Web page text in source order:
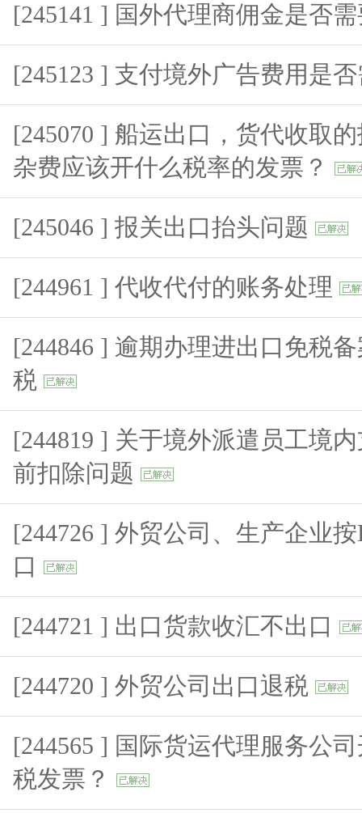
[245141 ] 国外代理商佣金是否
[245123 ] 支付境外广告费用是
[245070 ] 船运出口，货代收取
杂费应该开什么税率的发票？
[245046 ] 报关出口抬头问题
[244961 ] 代收代付的账务处理
[244846 ] 逾期办理进出口免税
税
[244819 ] 关于境外派遣员工境
前扣除问题
[244726 ] 外贸公司、生产企业
口
[244721 ] 出口货款收汇不出口
[244720 ] 外贸公司出口退税
[244565 ] 国际货运代理服务公
税发票？